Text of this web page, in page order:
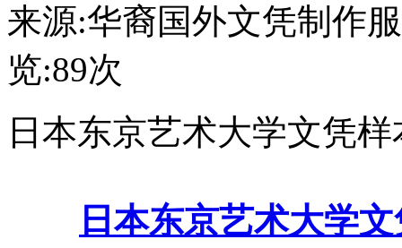
来源:华裔国外文凭制作
览:89次
日本东京艺术大学文凭
日本东京艺术大学